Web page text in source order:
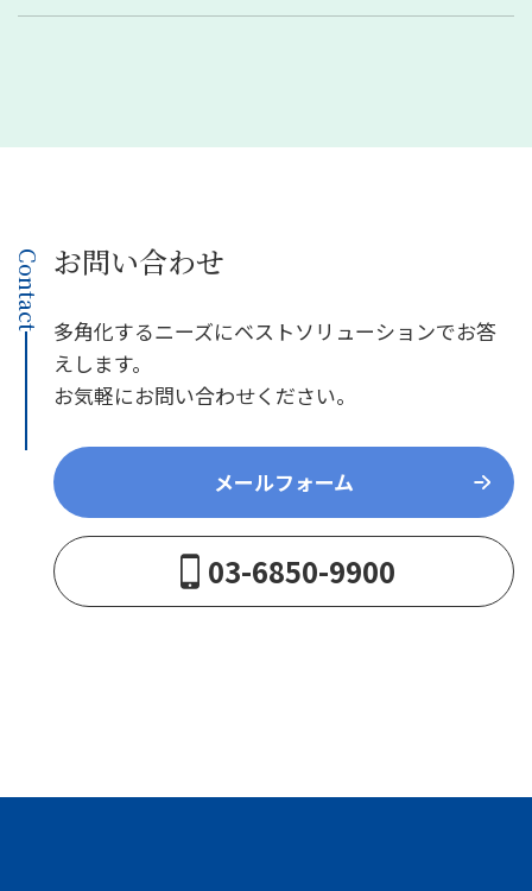
お問い合わせ
Contact
多角化するニーズにベストソリューションでお答
えします。
お気軽にお問い合わせください。
メールフォーム
03-6850-9900